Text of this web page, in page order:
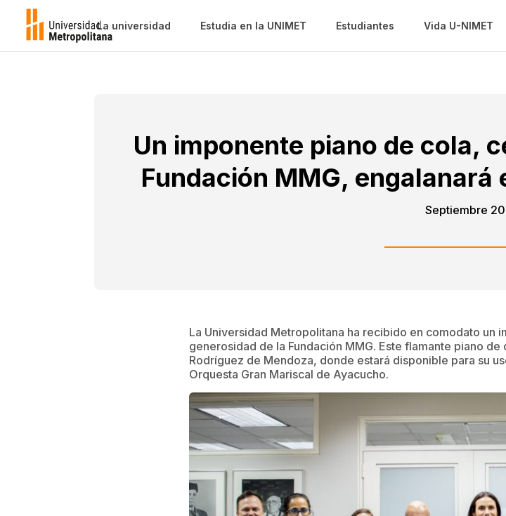
La universidad Estudia en la UNIMET Estudiantes Vida U-NIMET
Un imponente piano de cola,
Fundación MMG, engalanará
Septiembre
La Universidad Metropolitana ha recibido en comodato un
generosidad de la Fundación MMG. Este flamante piano
Rodríguez de Mendoza, donde estará disponible para su
Orquesta Gran Mariscal de Ayacucho.